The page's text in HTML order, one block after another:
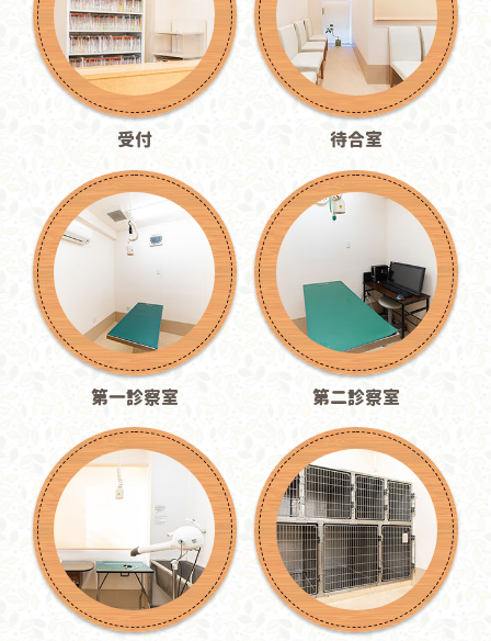
受付 待合室
第一診察室 第二診察室